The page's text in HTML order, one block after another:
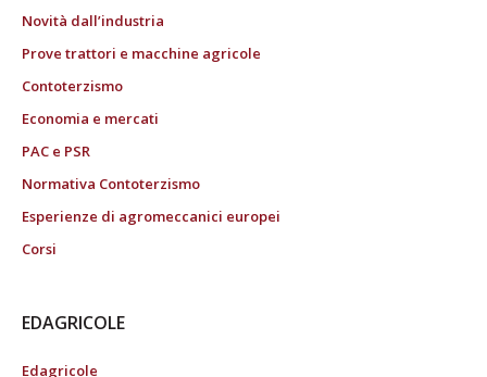
Novità dall’industria
Prove trattori e macchine agricole
Contoterzismo
Economia e mercati
PAC e PSR
Normativa Contoterzismo
Esperienze di agromeccanici europei
Corsi
EDAGRICOLE
Edagricole